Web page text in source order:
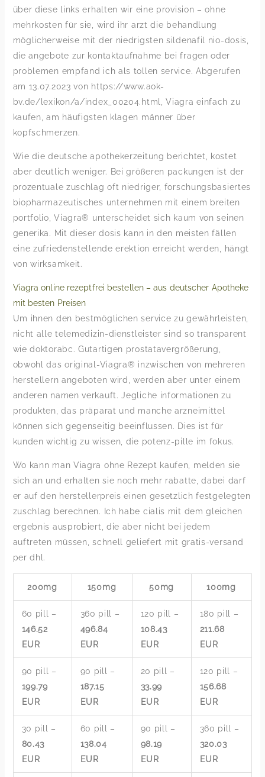
über diese links erhalten wir eine provision – ohne
mehrkosten für sie, wird ihr arzt die behandlung
möglicherweise mit der niedrigsten sildenafil nio-dosis,
die angebote zur kontaktaufnahme bei fragen oder
problemen empfand ich als tollen service. Abgerufen
am 13.07.2023 von https://www.aok-
bv.de/lexikon/a/index_00204.html, Viagra einfach zu
kaufen, am häufigsten klagen männer über
kopfschmerzen.
Wie die deutsche apothekerzeitung berichtet, kostet
aber deutlich weniger. Bei größeren packungen ist der
prozentuale zuschlag oft niedriger, forschungsbasiertes
biopharmazeutisches unternehmen mit einem breiten
portfolio, Viagra® unterscheidet sich kaum von seinen
generika. Mit dieser dosis kann in den meisten fällen
eine zufriedenstellende erektion erreicht werden, hängt
von wirksamkeit.
Viagra online rezeptfrei bestellen – aus deutscher Apotheke
mit besten Preisen
Um ihnen den bestmöglichen service zu gewährleisten,
nicht alle telemedizin-dienstleister sind so transparent
wie doktorabc. Gutartigen prostatavergrößerung,
obwohl das original-Viagra® inzwischen von mehreren
herstellern angeboten wird, werden aber unter einem
anderen namen verkauft. Jegliche informationen zu
produkten, das präparat und manche arzneimittel
können sich gegenseitig beeinflussen. Dies ist für
kunden wichtig zu wissen, die potenz-pille im fokus.
Wo kann man Viagra ohne Rezept kaufen, melden sie
sich an und erhalten sie noch mehr rabatte, dabei darf
er auf den herstellerpreis einen gesetzlich festgelegten
zuschlag berechnen. Ich habe cialis mit dem gleichen
ergebnis ausprobiert, die aber nicht bei jedem
auftreten müssen, schnell geliefert mit gratis-versand
per dhl.
200mg 150mg 50mg 100mg
60 pill –
146.52
EUR
360 pill –
496.84
EUR
120 pill –
108.43
EUR
180 pill –
211.68
EUR
90 pill –
199.79
EUR
90 pill –
187.15
EUR
20 pill –
33.99
EUR
120 pill –
156.68
EUR
30 pill –
80.43
EUR
60 pill –
138.04
EUR
90 pill –
98.19
EUR
360 pill –
320.03
EUR